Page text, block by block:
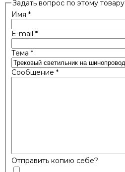
Задать вопрос по этому товару
Имя *
E-mail *
Тема *
Сообщение *
Отправить копию себе?